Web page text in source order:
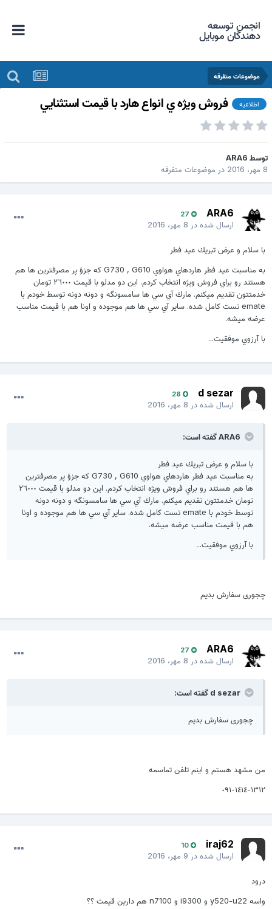
انجمن توسعه
دهندگان موبایل
موضوعات متفرقه
اطلاعیه فروش ويژه ي انواع هارد با قيمت استثنايي
ARA6
درموضوعات متفرقه
ARA6
27
ارسال شده در8 مهر، 2016
با سلام و عرض تبريك عيد فطر
به مناسبت عيد فطر هاردهاي هواوي G730 , G610 كه جزؤ پر مصرفترين ها هم
هستند رو براي فروش ويژه انتخاب كردم. اين دو مدلو با قيمت ٢٦٠٠٠ تومان
خدمتتون تقديم ميكنم. مارك آي سي ها سامسونگه و دونه دونه توسط خودم با
emate تست كامل شده. ساير آي سي ها هم موجوده و اونا هم با قيمت مناسب
عرضه ميشه.
با آرزوي موفقيت...
d sezar
28
ارسال شده در8 مهر، 2016
ARA6 گفته است:
با سلام و عرض تبريك عيد فطر
به مناسبت عيد فطر هاردهاي هواوي G730 , G610 كه جزؤ پر مصرفترين
ها هم هستند رو براي فروش ويژه انتخاب كردم. اين دو مدلو با قيمت ٢٦٠٠٠
تومان خدمتتون تقديم ميكنم. مارك آي سي ها سامسونگه و دونه دونه
توسط خودم با emate تست كامل شده. ساير آي سي ها هم موجوده و اونا
هم با قيمت مناسب عرضه ميشه.
با آرزوي موفقيت...
چجوری سفارش بدیم
ARA6
27
ارسال شده در8 مهر، 2016
d sezar گفته است:
چجوری سفارش بدیم
من مشهد هستم و اينم تلفن تماسمه
١٣١٢-١٤١٤-٠٩١
iraj62
10
ارسال شده در9 مهر، 2016
درود
واسه y520-u22 و i9300 و n7100 هم دارین قیمت ؟؟